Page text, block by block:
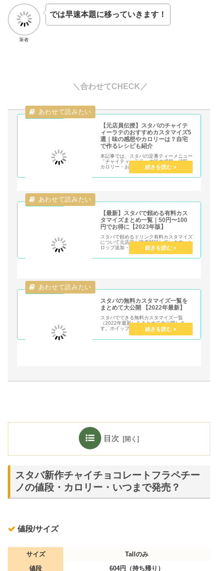
筆者
では早速本題に移っていきます！
＼合わせてCHECK／
【元店員伝授】スタバのチャイテ
ィーラテのおすすめカスタマイズ5
選｜味の感想やカロリーは？自宅
で作るレシピも紹介
本記事では、スタバの定番ティーメニュー
「チャイティーラテ」の味の感想・値段・
カロリー・おすすめカスタマイズについて
元店員がわかりやすくまとめています。ま
た自宅でチャイティーラテを再現する作り
【最新】スタバで頼める有料カス
タマイズまとめ一覧｜50円〜100
円でお得に【2023年版】
スタバで頼めるドリンク有料カスタマイズ
について元店員が徹底解説しています。シ
ロップ追加・ホイップの追加・茶葉追加・
ミルクの変更など意外と知らないカスタマ
イズを紹介しています。2023年で出来る
スタバの無料カスタマイズ一覧を
まとめて大公開 【2022年最新】
スタバでできる無料カスタマイズ一覧
（2022年最新）をまとめて大公開しま
す。ホイップの量やシロップの増量、氷抜
きやミルクの種類を変更など0円でできる
カスタムがいっぱいあります。年間300回
目次
スタバ新作チャイチョコレートフラペチー
ノの値段・カロリー・いつまで発売？
値段/サイズ
サイズ
Tallのみ
値段
604円（持ち帰り）